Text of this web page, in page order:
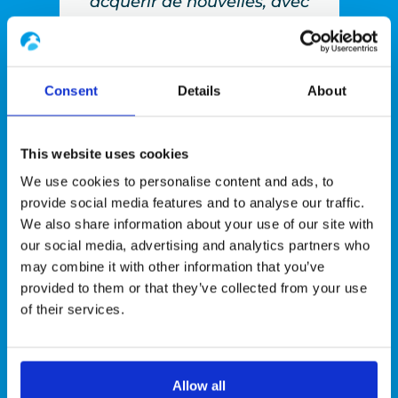
Consent Details About
This website uses cookies
We use cookies to personalise content and ads, to
provide social media features and to analyse our traffic.
We also share information about your use of our site with
our social media, advertising and analytics partners who
may combine it with other information that you’ve
provided to them or that they’ve collected from your use
of their services.
Allow all
le
en
différentes de mes dernières
Antoine
Framatome Lyon